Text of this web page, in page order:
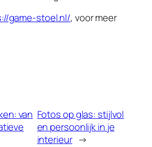
game-stoel.nl/, voor meer
van Fotos op glas: stijlvol
en persoonlijk in je
interieur →